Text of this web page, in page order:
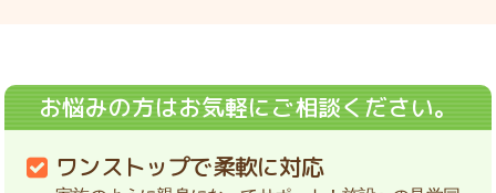
お悩みの方はお気軽にご相談ください。
ワンストップで柔軟に対応